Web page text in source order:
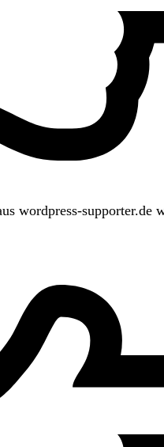
wordpress-supporter.de